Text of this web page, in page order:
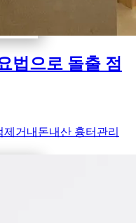
법으로 돌출 점
제거내돈내산 흉터관리